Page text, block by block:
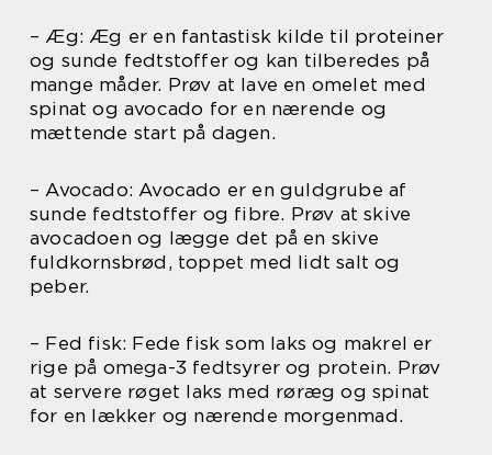
– Æg: Æg er en fantastisk kilde til proteiner
og sunde fedtstoffer og kan tilberedes på
mange måder. Prøv at lave en omelet med
spinat og avocado for en nærende og
mættende start på dagen.
– Avocado: Avocado er en guldgrube af
sunde fedtstoffer og fibre. Prøv at skive
avocadoen og lægge det på en skive
fuldkornsbrød, toppet med lidt salt og
peber.
– Fed fisk: Fede fisk som laks og makrel er
rige på omega-3 fedtsyrer og protein. Prøv
at servere røget laks med røræg og spinat
for en lækker og nærende morgenmad.